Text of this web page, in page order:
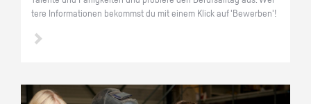
te­re In­for­ma­tio­nen be­kommst du mit einem Klick auf 'Be­wer­ben'!